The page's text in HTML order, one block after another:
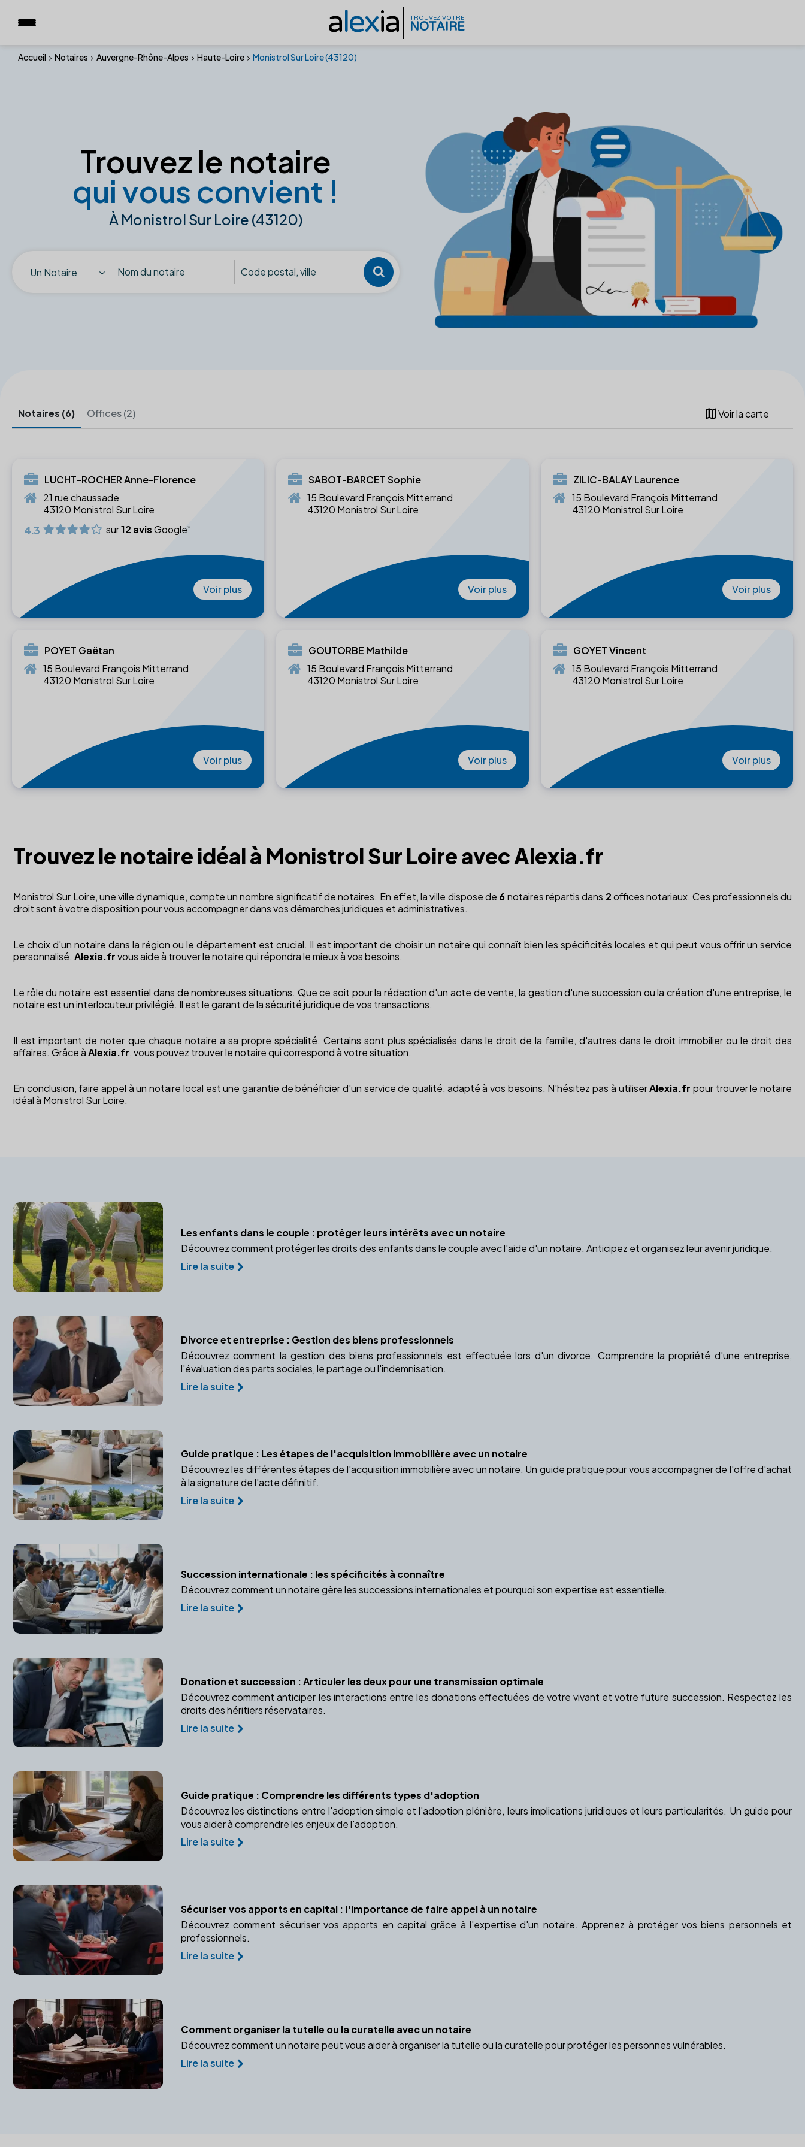
alexia TROUVEZ VOTRE
NOTAIRE
Accueil Notaires Auvergne-Rhône-Alpes Haute-Loire Monistrol Sur Loire (43120)
Trouvez le notaire
qui vous convient !
À Monistrol Sur Loire (43120)
Un Notaire
mapVoir la carte
Notaires (6) Offices (2)
LUCHT-ROCHER Anne-Florence
21 rue chaussade
43120 Monistrol Sur Loire
4.3 sur12 avisGoogle
Voir plus
SABOT-BARCET Sophie
15 Boulevard François Mitterrand
43120 Monistrol Sur Loire
Voir plus
ZILIC-BALAY Laurence
15 Boulevard François Mitterrand
43120 Monistrol Sur Loire
Voir plus
POYET Gaëtan
15 Boulevard François Mitterrand
43120 Monistrol Sur Loire
Voir plus
GOUTORBE Mathilde
15 Boulevard François Mitterrand
43120 Monistrol Sur Loire
Voir plus
GOYET Vincent
15 Boulevard François Mitterrand
43120 Monistrol Sur Loire
Voir plus
Trouvez le notaire idéal à Monistrol Sur Loire avec Alexia.fr
Monistrol Sur Loire, une ville dynamique, compte un nombre significatif de notaires. En effet, la ville dispose de 6notaires répartis dans 2offices notariaux. Ces professionnels du
droit sont à votre disposition pour vous accompagner dans vos démarches juridiques et administratives.
Le choix d'un notaire dans la région ou le département est crucial. Il est important de choisir un notaire qui connaît bien les spécificités locales et qui peut vous offrir un service
personnalisé. Alexia.frvous aide à trouver le notaire qui répondra le mieux à vos besoins.
Le rôle du notaire est essentiel dans de nombreuses situations. Que ce soit pour la rédaction d'un acte de vente, la gestion d'une succession ou la création d'une entreprise, le
notaire est un interlocuteur privilégié. Il est le garant de la sécurité juridique de vos transactions.
Il est important de noter que chaque notaire a sa propre spécialité. Certains sont plus spécialisés dans le droit de la famille, d'autres dans le droit immobilier ou le droit des
affaires. Grâce àAlexia.fr, vous pouvez trouver le notaire qui correspond à votre situation.
En conclusion, faire appel à un notaire local est une garantie de bénéficier d'un service de qualité, adapté à vos besoins. N'hésitez pas à utiliserAlexia.fr pour trouver le notaire
idéal à Monistrol Sur Loire.
Les enfants dans le couple : protéger leurs intérêts avec un notaire
Découvrez comment protéger les droits des enfants dans le couple avec l'aide d'un notaire. Anticipez et organisez leur avenir juridique.
Lire la suite
Divorce et entreprise : Gestion des biens professionnels
Découvrez comment la gestion des biens professionnels est effectuée lors d'un divorce. Comprendre la propriété d'une entreprise,
l'évaluation des parts sociales, le partage ou l'indemnisation.
Lire la suite
Guide pratique : Les étapes de l'acquisition immobilière avec un notaire
Découvrez les différentes étapes de l'acquisition immobilière avec un notaire. Un guide pratique pour vous accompagner de l'offre d'achat
à la signature de l'acte définitif.
Lire la suite
Succession internationale : les spécificités à connaître
Découvrez comment un notaire gère les successions internationales et pourquoi son expertise est essentielle.
Lire la suite
Donation et succession : Articuler les deux pour une transmission optimale
Découvrez comment anticiper les interactions entre les donations effectuées de votre vivant et votre future succession. Respectez les
droits des héritiers réservataires.
Lire la suite
Guide pratique : Comprendre les différents types d'adoption
Découvrez les distinctions entre l'adoption simple et l'adoption plénière, leurs implications juridiques et leurs particularités. Un guide pour
vous aider à comprendre les enjeux de l'adoption.
Lire la suite
Sécuriser vos apports en capital : l'importance de faire appel à un notaire
Découvrez comment sécuriser vos apports en capital grâce à l'expertise d'un notaire. Apprenez à protéger vos biens personnels et
professionnels.
Lire la suite
Comment organiser la tutelle ou la curatelle avec un notaire
Découvrez comment un notaire peut vous aider à organiser la tutelle ou la curatelle pour protéger les personnes vulnérables.
Lire la suite